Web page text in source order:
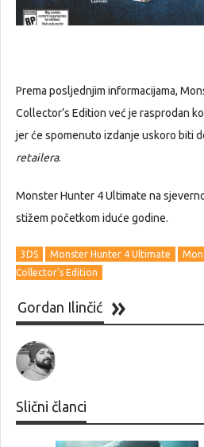
Prema posljednjim informacijama,
Collector’s Edition već je rasprodan
jer će spomenuto izdanje uskoro biti
retailera.
Monster Hunter 4 Ultimate na
stižem početkom iduće godine.
3DS Monster Hunter 4 Ultimate
Collector's Edition
Gordan Ilinčić
Slični članci